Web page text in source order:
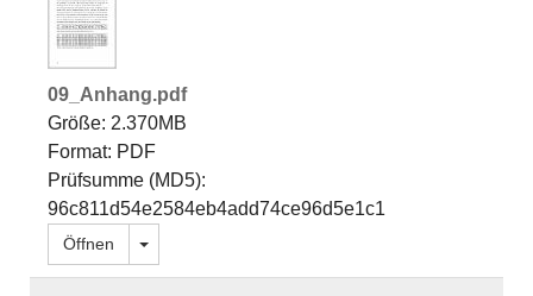
09_Anhang.pdf
Größe: 2.370MB
Format: PDF
Prüfsumme (MD5):
96c811d54e2584eb4add74ce96d5e1c1
Öffnen Dropdown öffnen